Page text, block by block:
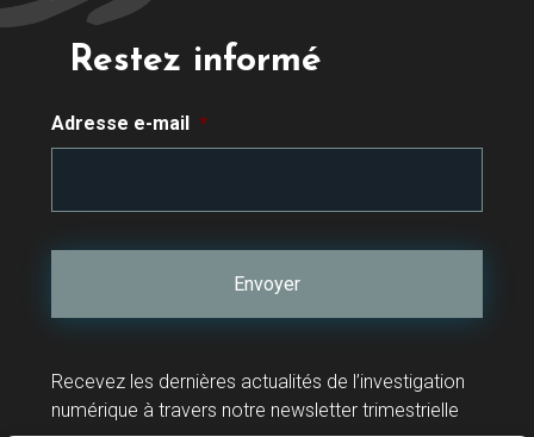
Restez informé
Adresse e-mail *
Recevez les dernières actualités de l’investigation
numérique à travers notre newsletter trimestrielle